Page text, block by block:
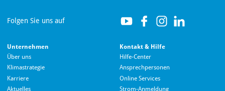
Folgen Sie uns auf
Unternehmen
Über uns
Klimastrategie
Karriere
Aktuelles
Kontakt & Hilfe
Hilfe-Center
Ansprechpersonen
Online Services
Strom-Anmeldung